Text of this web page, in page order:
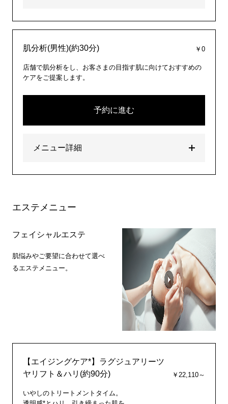
肌分析(男性)(約30分) ￥0
店舗で肌分析をし、お客さまの目指す肌に向けておすすめの
ケアをご提案します。
予約に進む
メニュー詳細
エステメニュー
フェイシャルエステ
肌悩みやご要望に合わせて選べ
るエステメニュー。
【エイジングケア*】ラグジュアリーツ
ヤリフト＆ハリ(約90分)
￥22,110～
いやしのトリートメントタイム。